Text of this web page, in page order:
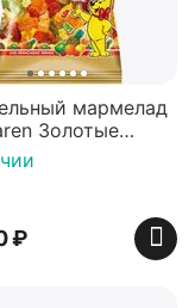
мармелад
Золотые
Германия
₽